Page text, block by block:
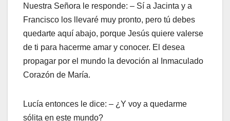
Nuestra Señora le responde: – Sí a Jacinta y a
Francisco los llevaré muy pronto, pero tú debes
quedarte aquí abajo, porque Jesús quiere valerse
de ti para hacerme amar y conocer. El desea
propagar por el mundo la devoción al Inmaculado
Corazón de María.
Lucía entonces le dice: – ¿Y voy a quedarme
sólita en este mundo?